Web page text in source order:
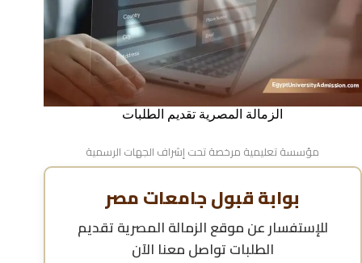
الزمالة المصرية تقديم الطلبات
مؤسسة تعليمية مرخصة تحت إشراف الجهات الرسمية
بوابة قبول جامعات مصر
للإستفسار عنموقع الزمالة المصرية تقديم
الطلباتتواصل معنا الآن